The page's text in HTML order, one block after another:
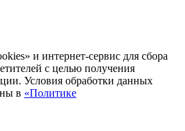
и интернет-сервис для сбора
с целью получения
Условия обработки данных
в «Политике